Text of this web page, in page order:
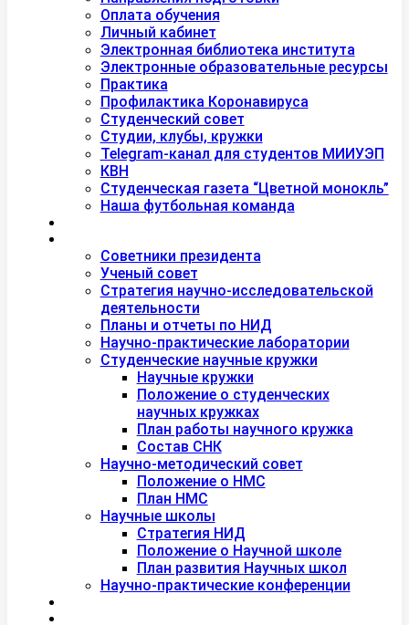
Оплата обучения
Личный кабинет
Электронная библиотека института
Электронные образовательные ресурсы
Практика
Профилактика Коронавируса
Студенческий совет
Студии, клубы, кружки
Telegram-канал для студентов МИИУЭП
КВН
Студенческая газета “Цветной монокль”
Наша футбольная команда
Советники президента
Ученый совет
Стратегия научно-исследовательской
деятельности
Планы и отчеты по НИД
Научно-практические лаборатории
Студенческие научные кружки
Научные кружки
Положение о студенческих
научных кружках
План работы научного кружка
Состав СНК
Научно-методический совет
Положение о НМС
План НМС
Научные школы
Стратегия НИД
Положение о Научной школе
План развития Научных школ
Научно-практические конференции